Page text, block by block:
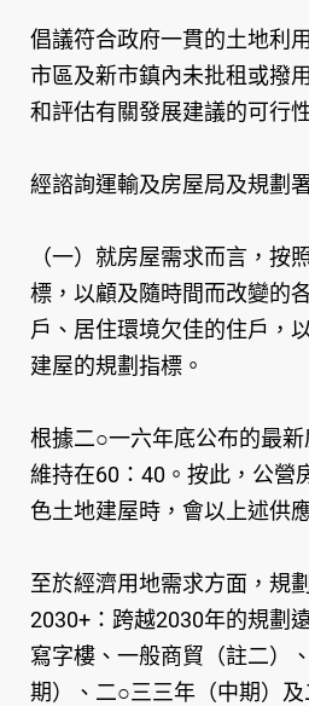
倡議符合政府一貫的土地利
市區及新市鎮內未批租或撥
和評估有關發展建議的可行
經諮詢運輸及房屋局及規劃
（一）就房屋需求而言，
標，以顧及隨時間而改變的
戶、居住環境欠佳的住戶，
建屋的規劃指標。
根據二○一六年底公布的最
維持在60：40。按此，公營
色土地建屋時，會以上述供
至於經濟用地需求方面，規
2030+：跨越2030年的規劃
寫字樓、一般商貿（註二）
期）、二○三三年（中期）